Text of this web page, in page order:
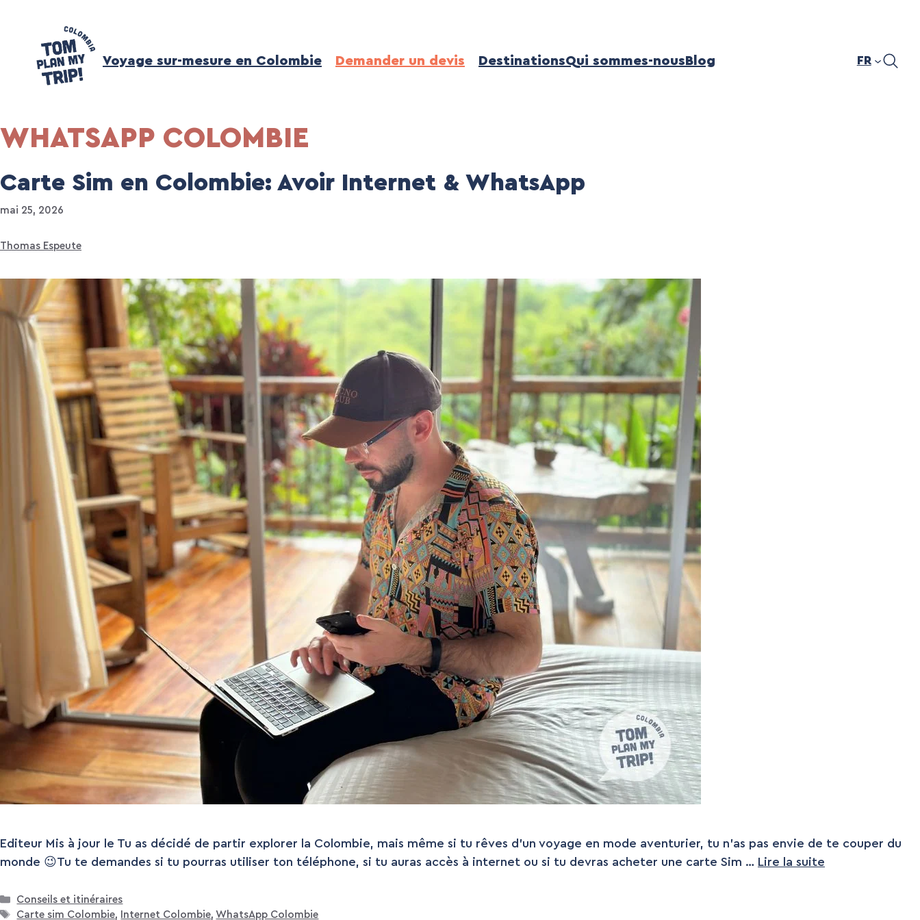
contenu
Voyage sur-mesure en Colombie Demander un devis DestinationsQui sommes-nousBlog FR
WHATSAPP COLOMBIE
Carte Sim en Colombie: Avoir Internet & WhatsApp
mai 25, 2026
Thomas Espeute
Editeur Mis à jour le Tu as décidé de partir explorer la Colombie, mais même si tu rêves d’un voyage en mode aventurier, tu n’as pas envie de te couper du
monde 😉Tu te demandes si tu pourras utiliser ton téléphone, si tu auras accès à internet ou si tu devras acheter une carte Sim … Lire la suite
Catégories
Conseils et itinéraires
Étiquettes
Carte sim Colombie, Internet Colombie, WhatsApp Colombie